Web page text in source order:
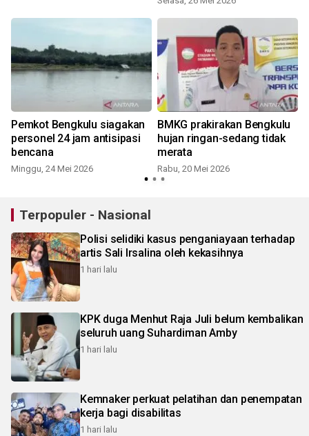
Pemkot Bengkulu siagakan
personel 24 jam antisipasi
bencana
Minggu, 24 Mei 2026
BMKG prakirakan Bengkulu
hujan ringan-sedang tidak
merata
Rabu, 20 Mei 2026
Terpopuler - Nasional
Polisi selidiki kasus penganiayaan terhadap
artis Sali Irsalina oleh kekasihnya
1 hari lalu
KPK duga Menhut Raja Juli belum kembalikan
seluruh uang Suhardiman Amby
1 hari lalu
Kemnaker perkuat pelatihan dan penempatan
kerja bagi disabilitas
1 hari lalu